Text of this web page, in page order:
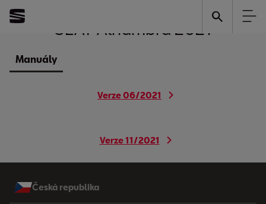
SEAT Alhambra 2021
Manuály
Verze 06/2021
Verze 11/2021
Česká republika